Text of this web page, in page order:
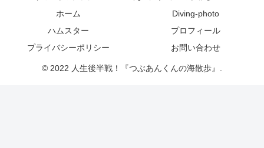
ホーム
Diving-photo
ハムスター
プロフィール
プライバシーポリシー
お問い合わせ
© 2022 人生後半戦！『つぶあんくんの海散歩』.